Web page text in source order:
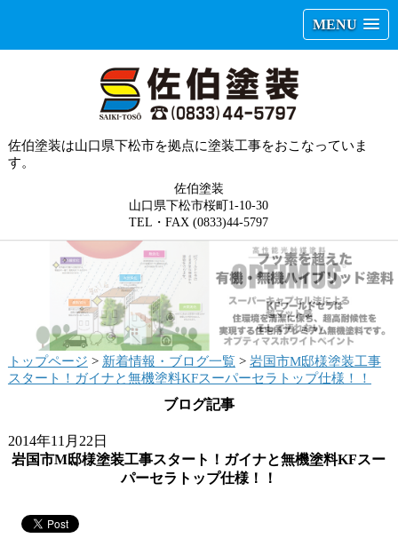
MENU
佐伯塗装は山口県下松市を拠点に塗装工事をおこなっていま
す。
佐伯塗装
山口県下松市桜町1-10-30
TEL・FAX (0833)44-5797
トップページ > 新着情報・ブログ一覧> 岩国市M邸様塗装工事
スタート！ガイナと無機塗料KFスーパーセラトップ仕様！！
ブログ記事
2014年11月22日
岩国市M邸様塗装工事スタート！ガイナと無機塗料KFスー
パーセラトップ仕様！！